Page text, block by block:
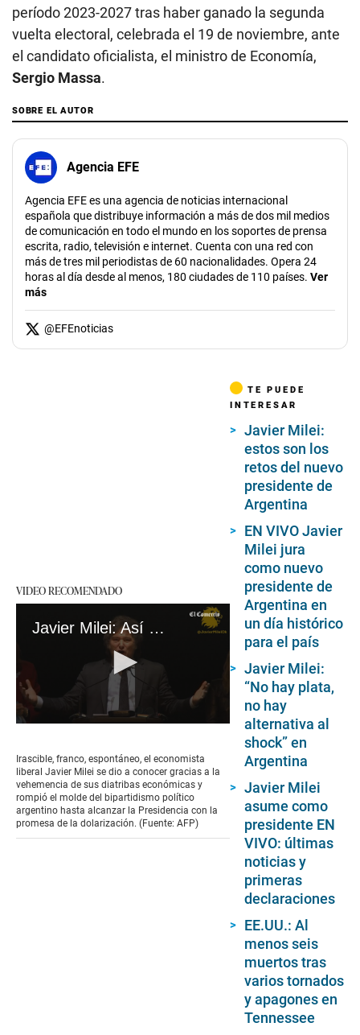
período 2023-2027 tras haber ganado la segunda
vuelta electoral, celebrada el 19 de noviembre, ante
el candidato oficialista, el ministro de Economía,
Sergio Massa.
SOBRE EL AUTOR
Agencia EFE
Agencia EFE es una agencia de noticias internacional
española que distribuye información a más de dos mil medios
de comunicación en todo el mundo en los soportes de prensa
escrita, radio, televisión e internet. Cuenta con una red con
más de tres mil periodistas de 60 nacionalidades. Opera 24
horas al día desde al menos, 180 ciudades de 110 países. Ver
más
@EFEnoticias
VIDEO RECOMENDADO
Javier Milei: Así fue el ascenso al poder del político que rompió esquemas en Argentina
of
2
minutes,
45
seconds
Irascible, franco, espontáneo, el economista
liberal Javier Milei se dio a conocer gracias a la
vehemencia de sus diatribas económicas y
rompió el molde del bipartidismo político
argentino hasta alcanzar la Presidencia con la
promesa de la dolarización. (Fuente: AFP)
TE PUEDE
INTERESAR
Javier Milei:
estos son los
retos del nuevo
presidente de
Argentina
EN VIVO Javier
Milei jura
como nuevo
presidente de
Argentina en
un día histórico
para el país
Javier Milei:
“No hay plata,
no hay
alternativa al
shock” en
Argentina
Javier Milei
asume como
presidente EN
VIVO: últimas
noticias y
primeras
declaraciones
EE.UU.: Al
menos seis
muertos tras
varios tornados
y apagones en
Tennessee